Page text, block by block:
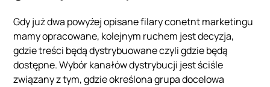
Gdy już dwa powyżej opisane filary conetnt marketingu
mamy opracowane, kolejnym ruchem jest decyzja,
gdzie treści będą dystrybuowane czyli gdzie będą
dostępne. Wybór kanałów dystrybucji jest ściśle
związany z tym, gdzie określona grupa docelowa